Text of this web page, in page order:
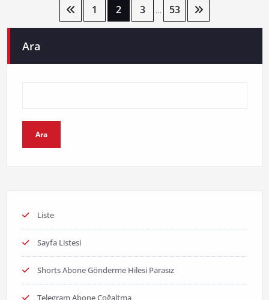
sayfalaması
1 2 3 … 53
Ara
Ara
Liste
Sayfa Listesi
Shorts Abone Gönderme Hilesi Parasız
Telegram Abone Çoğaltma